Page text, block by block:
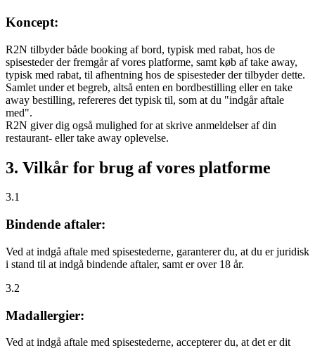
Koncept:
R2N tilbyder både booking af bord, typisk med rabat, hos de
spisesteder der fremgår af vores platforme, samt køb af take away,
typisk med rabat, til afhentning hos de spisesteder der tilbyder dette.
Samlet under et begreb, altså enten en bordbestilling eller en take
away bestilling, refereres det typisk til, som at du "indgår aftale
med".
R2N giver dig også mulighed for at skrive anmeldelser af din
restaurant- eller take away oplevelse.
3. Vilkår for brug af vores platforme
3.1
Bindende aftaler:
Ved at indgå aftale med spisestederne, garanterer du, at du er juridisk
i stand til at indgå bindende aftaler, samt er over 18 år.
3.2
Madallergier:
Ved at indgå aftale med spisestederne, accepterer du, at det er dit